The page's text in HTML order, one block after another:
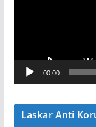
V
e
00:00
Laskar Anti